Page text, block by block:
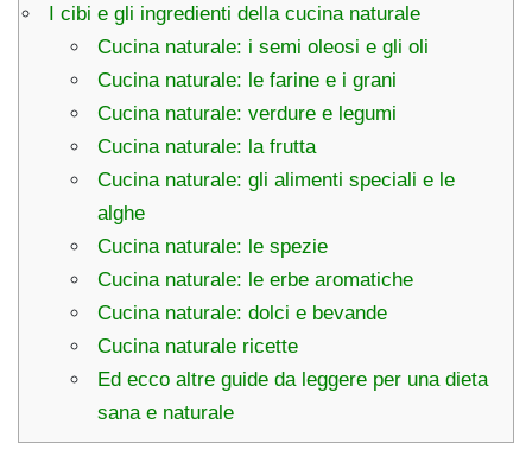
I cibi e gli ingredienti della cucina naturale
Cucina naturale: i semi oleosi e gli oli
Cucina naturale: le farine e i grani
Cucina naturale: verdure e legumi
Cucina naturale: la frutta
Cucina naturale: gli alimenti speciali e le
alghe
Cucina naturale: le spezie
Cucina naturale: le erbe aromatiche
Cucina naturale: dolci e bevande
Cucina naturale ricette
Ed ecco altre guide da leggere per una dieta
sana e naturale